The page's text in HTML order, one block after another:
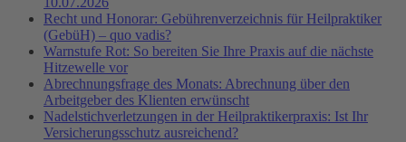
Recht und Honorar: Gebührenverzeichnis für Heilpraktiker
(GebüH) – quo vadis?
Warnstufe Rot: So bereiten Sie Ihre Praxis auf die nächste
Hitzewelle vor
Abrechnungsfrage des Monats: Abrechnung über den
Arbeitgeber des Klienten erwünscht
Nadelstichverletzungen in der Heilpraktikerpraxis: Ist Ihr
Versicherungsschutz ausreichend?